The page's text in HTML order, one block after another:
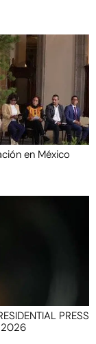
en México
PRESS
2026